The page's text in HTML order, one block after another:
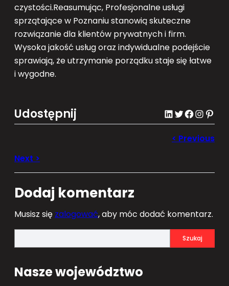
czystości.Reasumując, Profesjonalne usługi
sprzątające w Poznaniu stanowią skuteczne
rozwiązanie dla klientów prywatnych i firm.
Wysoka jakość usług oraz indywidualne podejście
sprawiają, że utrzymanie porządku staje się łatwe
i wygodne.
Udostępnij LinkedIn Twitter Facebook Instagram Pinterest
Dodaj komentarz
Musisz się zalogować, aby móc dodać komentarz.
e
r
Szukaj
Nasze województwo